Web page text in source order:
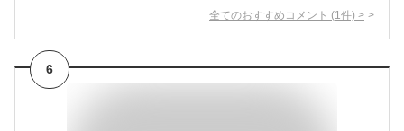
全てのおすすめコメント (1 件) >
6